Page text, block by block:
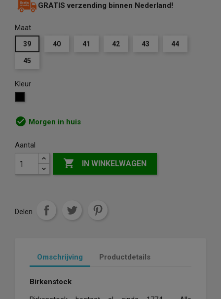
GRATIS verzending binnen Nederland!
Maat
39 40 41 42 43 44
45
Kleur
check_circle Morgen in huis
Aantal
 IN WINKELWAGEN
Delen
Omschrijving Productdetails
Birkenstock